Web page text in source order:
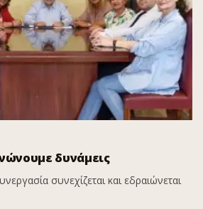
δυνάμεις
συνεχίζεται και εδραιώνεται